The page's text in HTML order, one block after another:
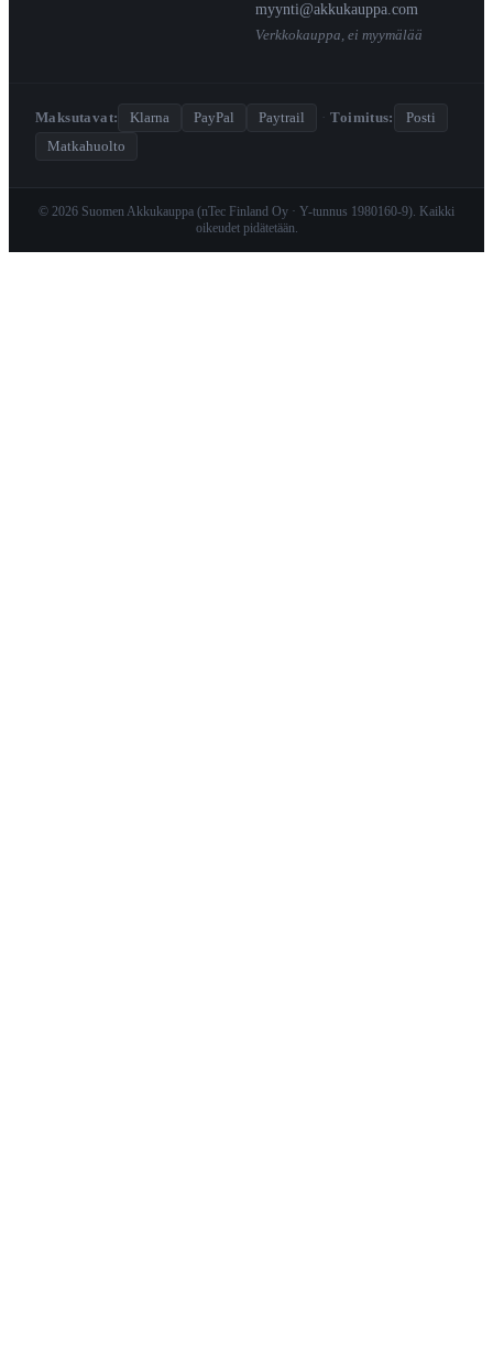
myynti@akkukauppa.com
Verkkokauppa, ei myymälää
Maksutavat: Klarna PayPal Paytrail · Toimitus:
Posti
Matkahuolto
© 2026 Suomen Akkukauppa (nTec Finland Oy · Y-tunnus 1980160-9). Kaikki
oikeudet pidätetään.